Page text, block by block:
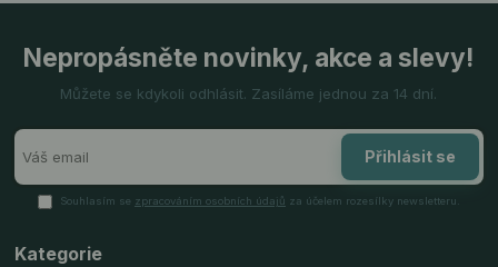
Nepropásněte novinky, akce a slevy!
Můžete se kdykoli odhlásit. Zasíláme jednou za 14 dní.
Přihlásit se
Souhlasím se zpracováním osobních údajů za účelem rozesílky newsletteru.
Kategorie